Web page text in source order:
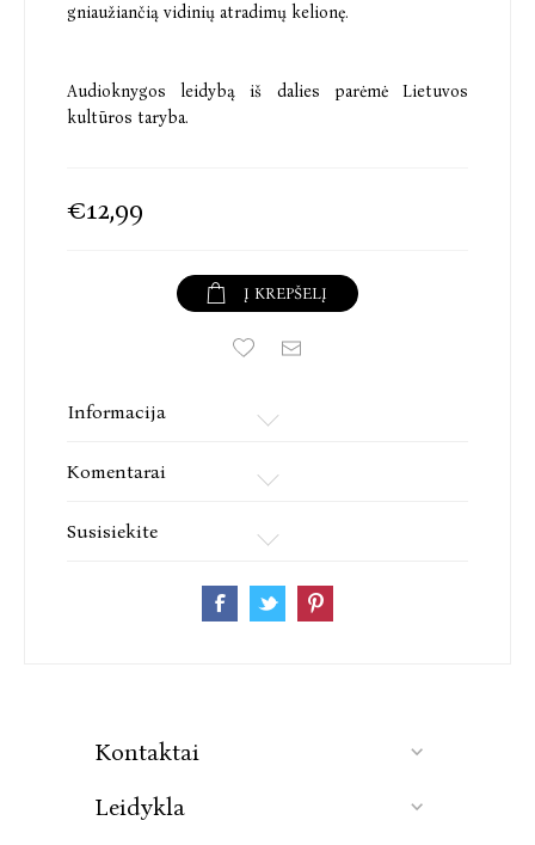
gniaužiančią vidinių atradimų kelionę.
Audioknygos leidybą iš dalies parėmė Lietuvos
kultūros taryba.
€12,99
Į KREPŠELĮ
Informacija
Komentarai
Susisiekite
Kontaktai
Leidykla